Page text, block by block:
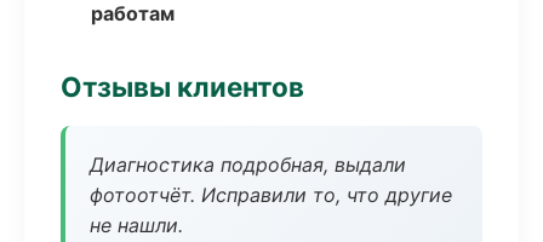
работам
Отзывы клиентов
Диагностика подробная, выдали
фотоотчёт. Исправили то, что другие
не нашли.